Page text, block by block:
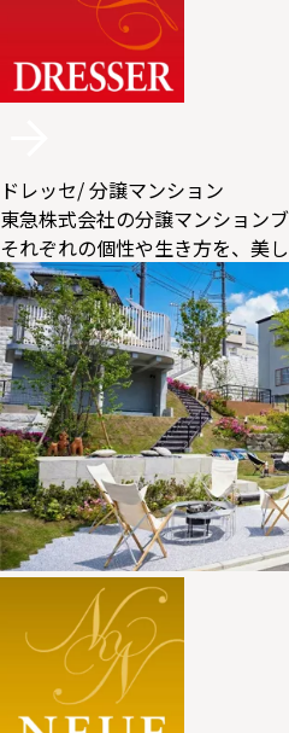
ドレッセ/ 分譲マンション
東急株式会社の分譲マンション
それぞれの個性や生き方を、美